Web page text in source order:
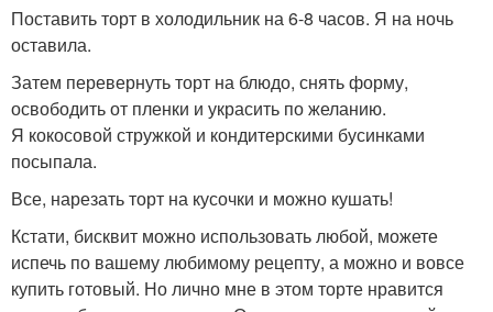
Поставить торт в холодильник на 6-8 часов. Я на ночь
оставила.
Затем перевернуть торт на блюдо, снять форму,
освободить от пленки и украсить по желанию.
Я кокосовой стружкой и кондитерскими бусинками
посыпала.
Все, нарезать торт на кусочки и можно кушать!
Кстати, бисквит можно использовать любой, можете
испечь по вашему любимому рецепту, а можно и вовсе
купить готовый. Но лично мне в этом торте нравится